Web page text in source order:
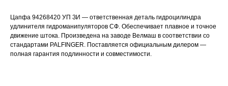
Цапфа 94268420 УП ЗИ — ответственная деталь гидроцилиндра
удлинителя гидроманипуляторов СФ. Обеспечивает плавное и точное
движение штока. Произведена на заводе Велмаш в соответствии со
стандартами PALFINGER. Поставляется официальным дилером —
полная гарантия подлинности и совместимости.